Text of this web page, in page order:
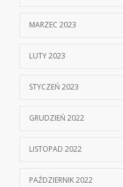
MARZEC 2023
LUTY 2023
STYCZEŃ 2023
GRUDZIEŃ 2022
LISTOPAD 2022
PAŹDZIERNIK 2022